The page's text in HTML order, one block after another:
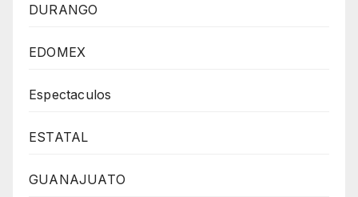
DURANGO
EDOMEX
Espectaculos
ESTATAL
GUANAJUATO